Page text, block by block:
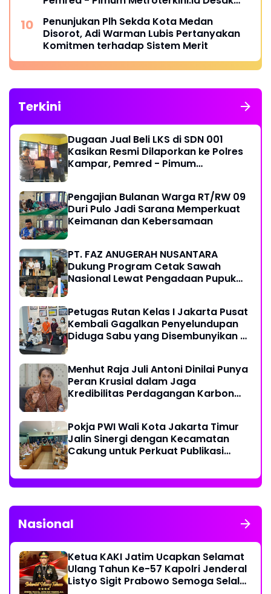
Penunjukan Plh Sekda Kota Medan
Disorot, Adi Warman Lubis Pertanyakan
Komitmen terhadap Sistem Merit
Terkini
Dugaan Jual Beli LKS di SDN 001
Kasikan Resmi Dilaporkan ke Polres
Kampar, Pemred - Pimum
Pengajian Bulanan Warga RT/RW 09
Duri Pulo Jadi Sarana Memperkuat
Keimanan dan Kebersamaan
PT. FAZ ANUGERAH NUSANTARA
Dukung Program Cetak Sawah
Nasional Lewat Pengadaan Pupuk
Petugas Rutan Kelas I Jakarta Pusat
Kembali Gagalkan Penyelundupan
Diduga Sabu yang Disembunyikan di
Menhut Raja Juli Antoni Dinilai Punya
Peran Krusial dalam Jaga
Kredibilitas Perdagangan Karbon
Pokja PWI Wali Kota Jakarta Timur
Jalin Sinergi dengan Kecamatan
Cakung untuk Perkuat Publikasi
Nasional
Ketua KAKI Jatim Ucapkan Selamat
Ulang Tahun Ke-57 Kapolri Jenderal
Listyo Sigit Prabowo Semoga Selalu